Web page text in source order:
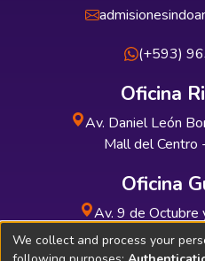
(+593)
Oficina
Av. Daniel León
Mall del Centro
Oficina
Av. 9 de Octubre
We collect and process your